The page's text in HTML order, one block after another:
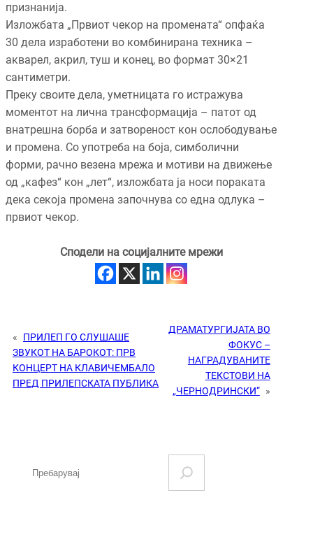
признанија.
Изложбата „Првиот чекор на промената“ опфаќа
30 дела изработени во комбинирана техника –
акварел, акрил, туш и конец, во формат 30×21
сантиметри.
Преку своите дела, уметницата го истражува
моментот на лична трансформација – патот од
внатрешна борба и затвореност кон ослободување
и промена. Со употреба на боја, симболични
форми, рачно везена мрежа и мотиви на движење
од „кафез“ кон „лет“, изложбата ја носи пораката
дека секоја промена започнува со една одлука –
првиот чекор.
Сподели на социјалните мрежи
«
ПРИЛЕП ГО СЛУШАШЕ
ЗВУКОТ НА БАРОКОТ: ПРВ
КОНЦЕРТ НА КЛАВИЧЕМБАЛО
ПРЕД ПРИЛЕПСКАТА ПУБЛИКА
ДРАМАТУРГИЈАТА ВО
ФОКУС –
НАГРАДУВАНИТЕ
ТЕКСТОВИ НА
„ЧЕРНОДРИНСКИ“ »